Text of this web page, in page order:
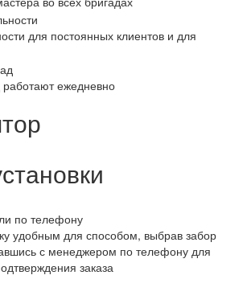
для постоянных клиентов и для
ежедневно
по телефону
удобным для способом, выбрав забор
с менеджером по телефону для
заказа